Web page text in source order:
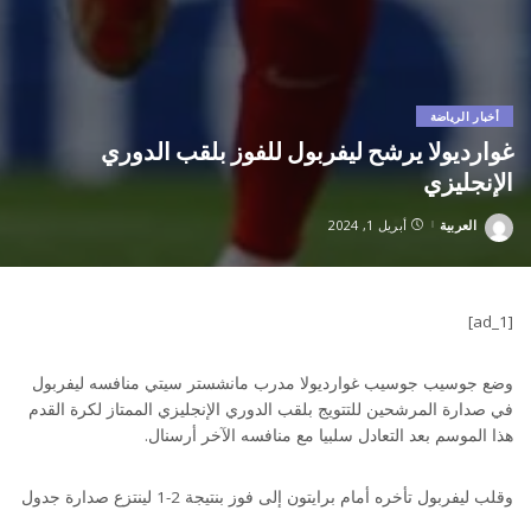
أخبار الرياضة
غوارديولا يرشح ليفربول للفوز بلقب الدوري
الإنجليزي
Posted
العربية أبريل 1, 2024
[ad_1]
وضع جوسيب جوسيب غوارديولا مدرب مانشستر سيتي منافسه ليفربول
في صدارة المرشحين للتتويج بلقب الدوري الإنجليزي الممتاز لكرة القدم
هذا الموسم بعد التعادل سلبيا مع منافسه الآخر أرسنال.
وقلب ليفربول تأخره أمام برايتون إلى فوز بنتيجة 2-1 لينتزع صدارة جدول